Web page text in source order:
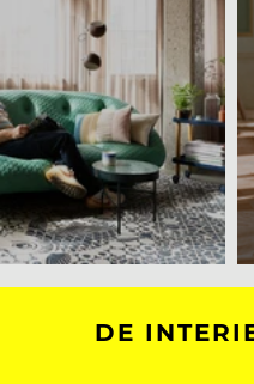
bij Mark Mutsaers
DE